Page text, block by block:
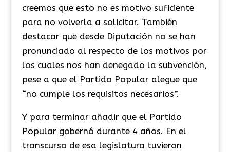
creemos que esto no es motivo suficiente
para no volverla a solicitar. También
destacar que desde Diputación no se han
pronunciado al respecto de los motivos por
los cuales nos han denegado la subvención,
pese a que el Partido Popular alegue que
“no cumple los requisitos necesarios”.
Y para terminar añadir que el Partido
Popular gobernó durante 4 años. En el
transcurso de esa legislatura tuvieron